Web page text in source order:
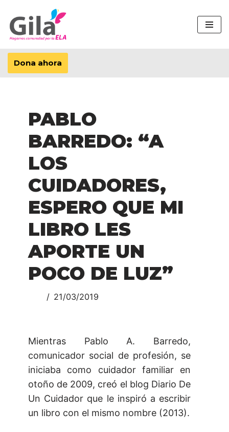
Saltar
al
contenido
Dona ahora
PABLO
BARREDO: “A
LOS
CUIDADORES,
ESPERO QUE MI
LIBRO LES
APORTE UN
POCO DE LUZ”
21/03/2019
Mientras Pablo A. Barredo,
comunicador social de profesión, se
iniciaba como cuidador familiar en
otoño de 2009, creó el blog Diario De
Un Cuidador que le inspiró a escribir
un libro con el mismo nombre (2013).